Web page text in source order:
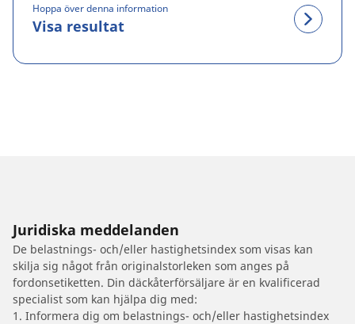
Hoppa över denna information
Visa resultat
Juridiska meddelanden
De belastnings- och/eller hastighetsindex som visas kan
skilja sig något från originalstorleken som anges på
fordonsetiketten. Din däckåterförsäljare är en kvalificerad
specialist som kan hjälpa dig med:
1. Informera dig om belastnings- och/eller hastighetsindex